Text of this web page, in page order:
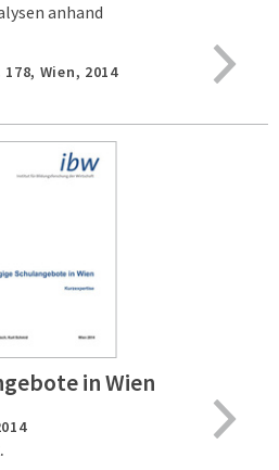
anhand
Wien, 2014
in Wien